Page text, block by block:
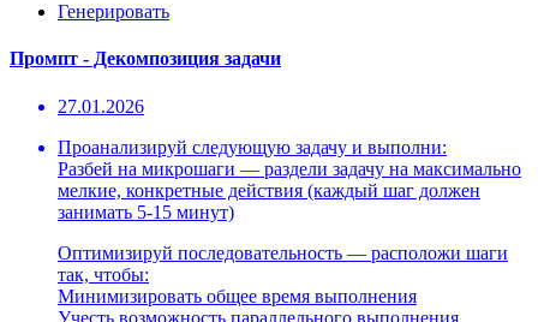
Генерировать
Промпт - Декомпозиция задачи
27.01.2026
Проанализируй следующую задачу и выполни:
Разбей на микрошаги — раздели задачу на максимально
мелкие, конкретные действия (каждый шаг должен
занимать 5-15 минут)
Оптимизируй последовательность — расположи шаги
так, чтобы:
Минимизировать общее время выполнения
Учесть возможность параллельного выполнения